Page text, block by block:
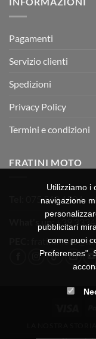
Pagamenti
Servizio clienti
Spedizioni
Privacy Policy
Termini e condizioni
FRATINI MOTO
075 518 1504
What's up: +39
Utilizziamo i
navigazione
pubblicitari
come puoi
Preferences".